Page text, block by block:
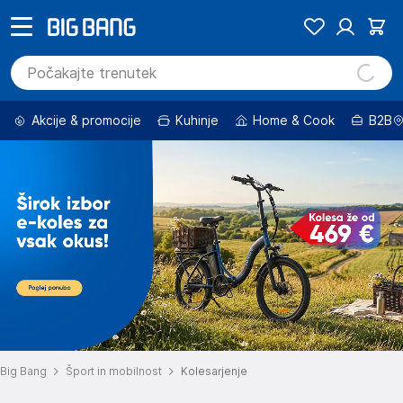
Akcije & promocije Kuhinje Home & Cook B2B
Big Bang Šport in mobilnost Kolesarjenje